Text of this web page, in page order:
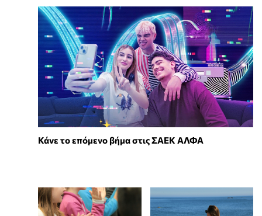
Κάνε το επόμενο βήμα στις ΣΑΕΚ ΑΛΦΑ